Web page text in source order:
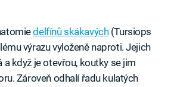
delfínů skákavých(Tursiops
výrazu vyloženě naproti. Jejich
když je otevřou, koutky se jim
Zároveň odhalí řadu kulatých